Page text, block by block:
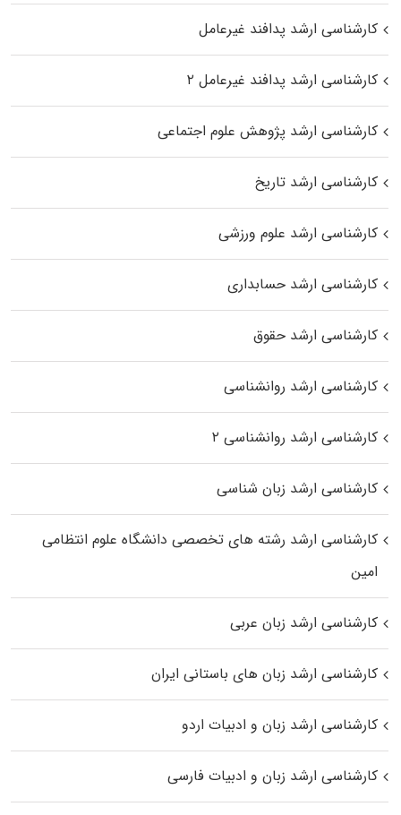
کارشناسی ارشد پدافند غیرعامل
کارشناسی ارشد پدافند غیرعامل ۲
کارشناسی ارشد پژوهش علوم اجتماعی
کارشناسی ارشد تاریخ
کارشناسی ارشد علوم ورزشی
کارشناسی ارشد حسابداری
کارشناسی ارشد حقوق
کارشناسی ارشد روانشناسی
کارشناسی ارشد روانشناسی ۲
کارشناسی ارشد زبان شناسی
کارشناسی ارشد رﺷﺘﻪ ﻫﺎی تخصصی داﻧﺸﮕﺎه ﻋﻠﻮم انتظامی
اﻣﻴﻦ
کارشناسی ارشد زبان عربی
کارشناسی ارشد زبان‌ های باستانی ایران
کارشناسی ارشد زبان و ادبیات اردو
کارشناسی ارشد زبان و ادبیات فارسی